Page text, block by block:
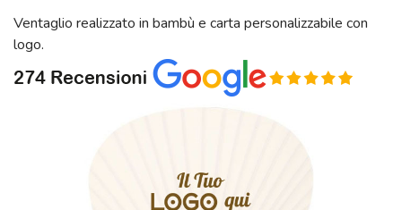
Ventaglio realizzato in bambù e carta personalizzabile con
logo.